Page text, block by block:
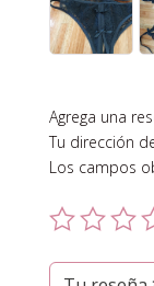
Agrega una
Tu dirección
Los campos